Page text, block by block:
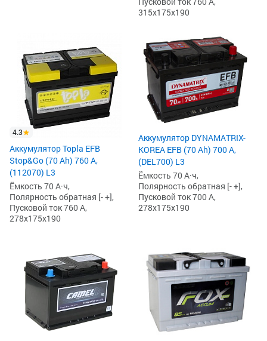
315x175x190
4.3
Аккумулятор Topla EFB
Stop&Go (70 Ah) 760 А,
(112070) L3
Ёмкость 70 А·ч,
Полярность обратная [- +],
Пусковой ток 760 А,
278x175x190
Аккумулятор DYNAMATRIX-
KOREA EFB (70 Ah) 700 А,
(DEL700) L3
Ёмкость 70 А·ч,
Полярность обратная [- +],
Пусковой ток 700 А,
278x175x190